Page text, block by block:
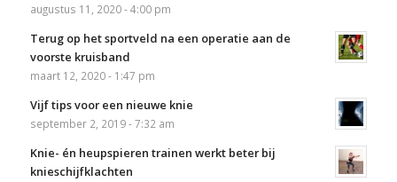
augustus 11, 2020 - 4:00 pm
Terug op het sportveld na een operatie aan de
voorste kruisband
maart 12, 2020 - 1:47 pm
Vijf tips voor een nieuwe knie
september 2, 2019 - 7:32 am
Knie- én heupspieren trainen werkt beter bij
knieschijfklachten